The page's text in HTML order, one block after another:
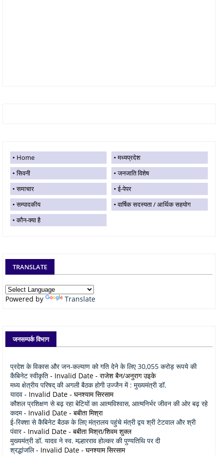
Home
मध्यप्रदेश
सिवनी
जनजाति विशेष
समाचार
ई-पेपर
सम्पादकीय
वार्षिक सदस्यता / आर्थिक सहयोग
कौन-क्या है
TRANSLATE
Powered by Translate
जनसम्पर्क विभाग
प्रदेश के विकास और जन-कल्याण को गति देने के लिए 30,055 करोड़ रूपये की
कैबिनेट स्वीकृति - Invalid Date - राजेश बैन/अनुराग उइके
मध्य क्षेत्रीय परिषद् की अगली बैठक होगी उज्जैन में : मुख्यमंत्री डॉ.
यादव - Invalid Date - घनश्याम सिरसाम
कौशल प्रशिक्षण से बढ़ रहा बेटियों का आत्मविश्वास, आत्मनिर्भर जीवन की ओर बढ़ रहे
कदम- Invalid Date - बबीता मिश्रा
ई-रिक्शा से कैबिनेट बैठक के लिए मंत्रालय पहुंचे मंत्री द्वय श्री टेटवाल और श्री
पंवार- Invalid Date - बबीता मिश्रा/शिवम शुक्ल
मुख्यमंत्री डॉ. यादव ने स्व. मल्हारराव होल्कर की पुण्यतिथि पर दी
श्रद्धांजलि- Invalid Date - घनश्याम सिरसाम